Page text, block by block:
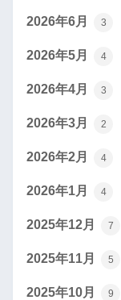
2026年6月 3
2026年5月 4
2026年4月 3
2026年3月 2
2026年2月 4
2026年1月 4
2025年12月 7
2025年11月 5
2025年10月 9